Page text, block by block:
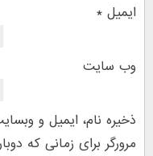
ایمیل *
وب‌ سایت
ذخیره نام، ایمیل و
مرورگر برای زمانی که